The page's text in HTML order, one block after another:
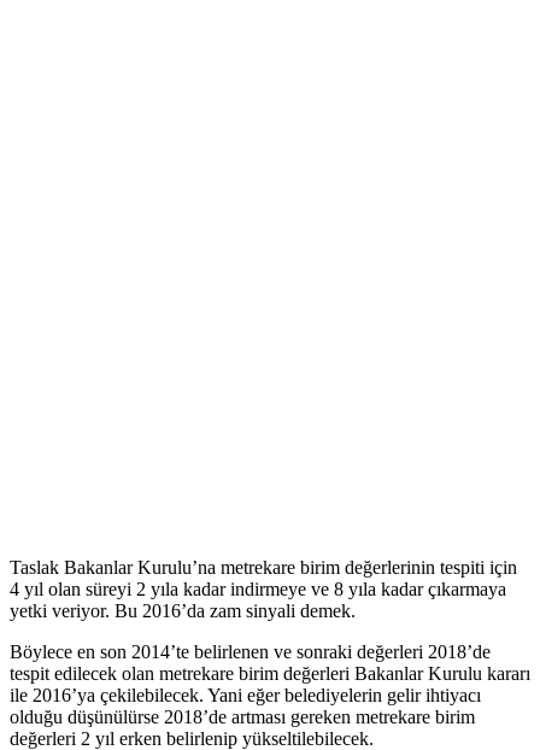
Taslak Bakanlar Kurulu’na metrekare birim değerlerinin tespiti için
4 yıl olan süreyi 2 yıla kadar indirmeye ve 8 yıla kadar çıkarmaya
yetki veriyor. Bu 2016’da zam sinyali demek.
Böylece en son 2014’te belirlenen ve sonraki değerleri 2018’de
tespit edilecek olan metrekare birim değerleri Bakanlar Kurulu kararı
ile 2016’ya çekilebilecek. Yani eğer belediyelerin gelir ihtiyacı
olduğu düşünülürse 2018’de artması gereken metrekare birim
değerleri 2 yıl erken belirlenip yükseltilebilecek.